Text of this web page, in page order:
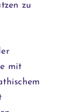
zu
mit